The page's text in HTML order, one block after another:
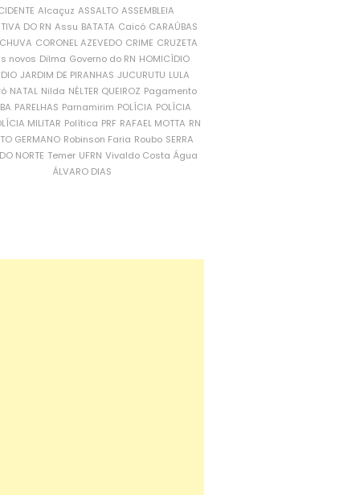
Alcaçuz ASSALTO ASSEMBLEIA
DO RN Assu BATATA Caicó CARAÚBAS
CORONEL AZEVEDO CRIME CRUZETA
novos Dilma Governo do RN HOMICÍDIO
JARDIM DE PIRANHAS JUCURUTU LULA
NATAL Nilda NÉLTER QUEIROZ Pagamento
PARELHAS Parnamirim POLÍCIA POLÍCIA
MILITAR Política PRF RAFAEL MOTTA RN
GERMANO Robinson Faria Roubo SERRA
NORTE Temer UFRN Vivaldo Costa Água
ÁLVARO DIAS